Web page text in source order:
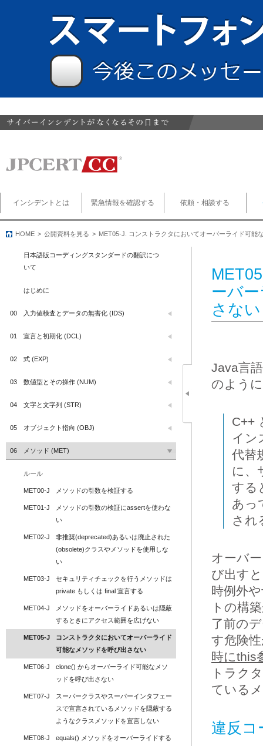
インシデントとは 緊急情報を確認する 依頼・相談する
HOME 公開資料を見る MET05-J. コンストラクタにおいてオーバーライド可能
ーバ
さない
Java言
のよう
C++
イン
代替
に、
する
あっ
され
オーバ
び出す
時例外
トの構
了前の
す危険
時にthis
トラク
ている
違反コ
日本語版コーディングスタンダードの翻訳につ
いて
はじめに
00 入力値検査とデータの無害化 (IDS)
01 宣言と初期化 (DCL)
02 式 (EXP)
03 数値型とその操作 (NUM)
04 文字と文字列 (STR)
05 オブジェクト指向 (OBJ)
06 メソッド (MET)
ルール
MET00-J メソッドの引数を検証する
MET01-J
メソッドの引数の検証にassertを使わな
い
MET02-J
非推奨(deprecated)あるいは廃止された
(obsolete)クラスやメソッドを使用しな
い
MET03-J
セキュリティチェックを行うメソッドは
private もしくは final 宣言する
MET04-J
メソッドをオーバーライドあるいは隠蔽
するときにアクセス範囲を広げない
MET05-J
コンストラクタにおいてオーバーライド
可能なメソッドを呼び出さない
MET06-J
clone() からオーバーライド可能なメソ
ッドを呼び出さない
MET07-J
スーパークラスやスーパーインタフェー
スで宣言されているメソッドを隠蔽する
ようなクラスメソッドを宣言しない
MET08-J
equals() メソッドをオーバーライドする